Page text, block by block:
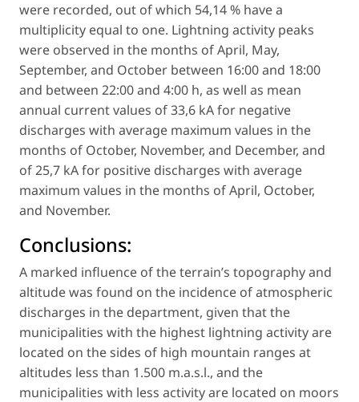
were recorded, out of which 54,14 % have a
multiplicity equal to one. Lightning activity peaks
were observed in the months of April, May,
September, and October between 16:00 and 18:00
and between 22:00 and 4:00 h, as well as mean
annual current values of 33,6 kA for negative
discharges with average maximum values in the
months of October, November, and December, and
of 25,7 kA for positive discharges with average
maximum values in the months of April, October,
and November.
Conclusions:
A marked influence of the terrain’s topography and
altitude was found on the incidence of atmospheric
discharges in the department, given that the
municipalities with the highest lightning activity are
located on the sides of high mountain ranges at
altitudes less than 1.500 m.a.s.l., and the
municipalities with less activity are located on moors